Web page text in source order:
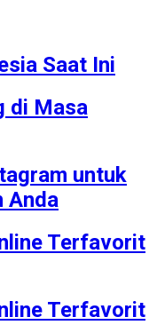
Saat Ini
di Masa
untuk
Anda
Terfavorit
Terfavorit